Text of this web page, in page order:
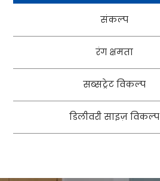
संकल्प
रंग क्षमता
सब्सट्रेट विकल्प
डिलीवरी साइज़ विकल्प